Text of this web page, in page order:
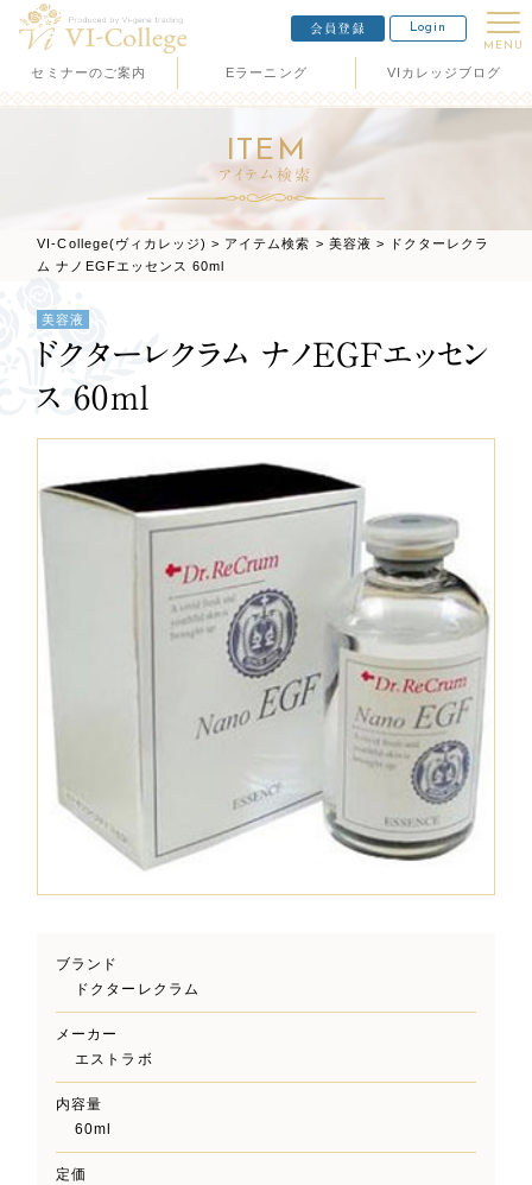
会員登録 Login
MENU
セミナーのご案内 Eラーニング VIカレッジブログ
ITEM
アイテム検索
VI-College(ヴィカレッジ) > アイテム検索 > 美容液 >
ドクターレクラ
ム ナノEGFエッセンス 60ml
美容液
ドクターレクラム ナノEGFエッセン
ス 60ml
ブランド
ドクターレクラム
メーカー
エストラボ
内容量
60ml
定価